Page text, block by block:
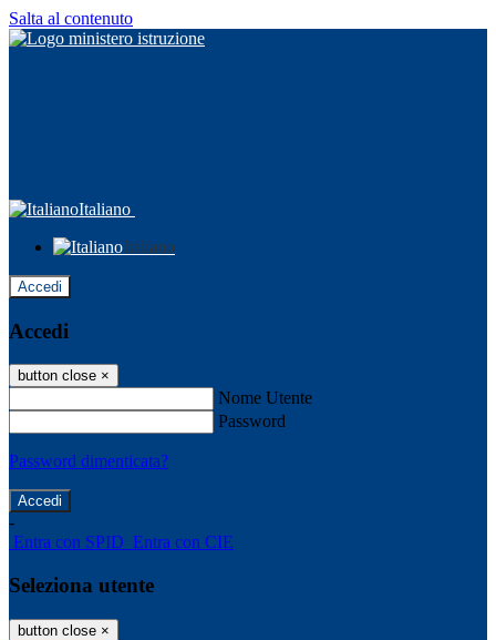
Salta al contenuto
Italiano
Italiano
Accedi
Accedi
button close ×
Nome Utente
Password
Password dimenticata?
-
Entra con SPID Entra con CIE
Seleziona utente
button close ×